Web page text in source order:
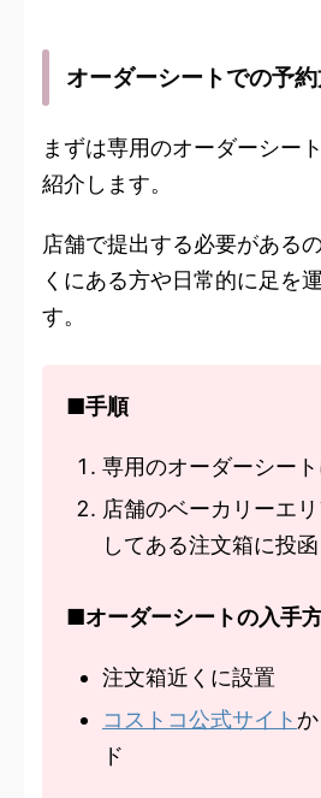
オーダーシートでの予
まずは専用のオーダーシー
紹介します。
店舗で提出する必要がある
くにある方や日常的に足を
す。
■手順
専用のオーダーシート
店舗のベーカリーエ
してある注文箱に投函
■オーダーシートの入手
注文箱近くに設置
コストコ公式サイト
ド